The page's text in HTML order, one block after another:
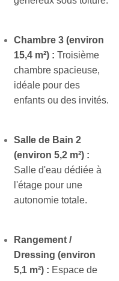
Chambre 3 (environ
15,4 m²) : Troisième
chambre spacieuse,
idéale pour des
enfants ou des invités.
Salle de Bain 2
(environ 5,2 m²) :
Salle d'eau dédiée à
l'étage pour une
autonomie totale.
Rangement /
Dressing (environ
5,1 m²) : Espace de